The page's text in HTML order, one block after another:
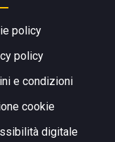
policy
policy
e condizioni
cookie
digitale